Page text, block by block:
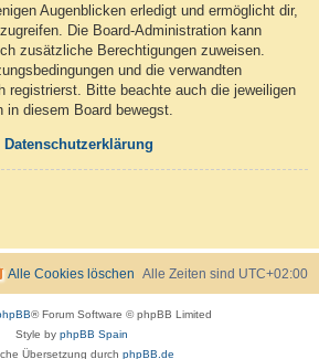
Augenblicken erledigt und ermöglicht dir,
Die Board-Administration kann
zusätzliche Berechtigungen zuweisen.
und die verwandten
registrierst. Bitte beachte auch die jeweiligen
in diesem Board bewegst.
Datenschutzerklärung
Alle Zeiten sind UTC+02:00
Alle Cookies löschen
® Forum Software © phpBB Limited
Style by phpBB Spain
Übersetzung durch phpBB.de